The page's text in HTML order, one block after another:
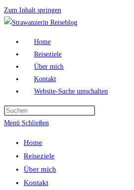
Zum Inhalt springen
Home
Reiseziele
Über mich
Kontakt
Website-Suche umschalten
Menü Schließen
Home
Reiseziele
Über mich
Kontakt